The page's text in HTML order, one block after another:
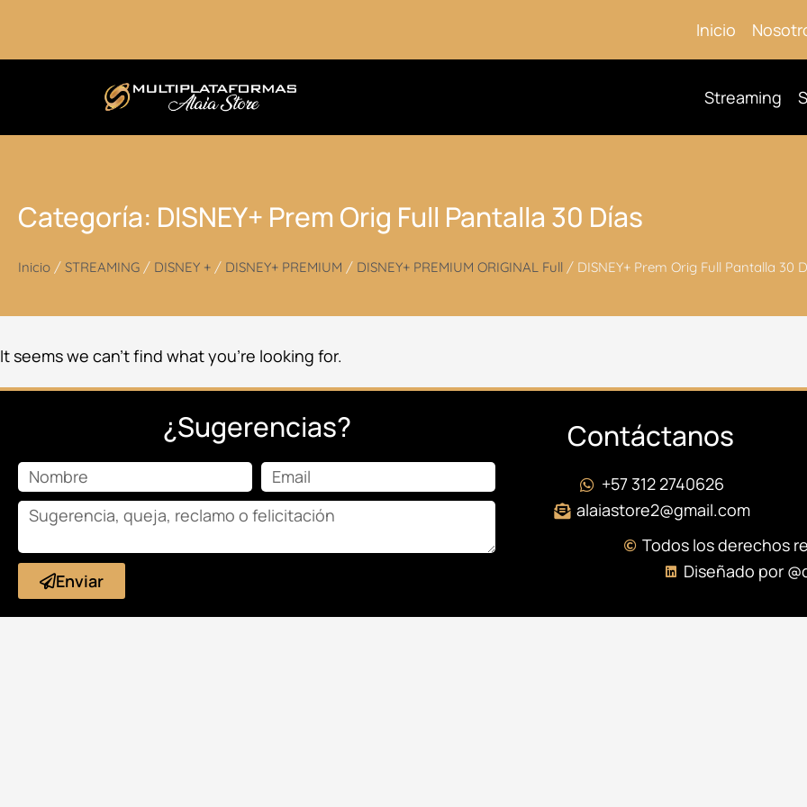
contenido
Inicio
Streaming
Categoría: DISNEY+ Prem Orig Full Pantalla 30 Días
Inicio / STREAMING / DISNEY + / DISNEY+ PREMIUM / DISNEY+ PREMIUM ORIGINAL Full / DISNEY+ Prem Orig Full Pantalla 30
It seems we can’t find what you’re looking for.
¿Sugerencias?
Enviar
Contáctanos
+57 312 2740626
alaiastore2@gmail.com
Todos los derechos
Diseñado por